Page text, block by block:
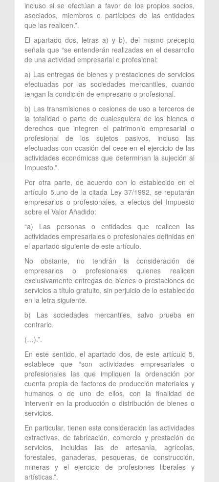
incluso si se efectúan a favor de los propios socios,
asociados, miembros o partícipes de las entidades
que las realicen.”.
El apartado dos, letras a) y b), del mismo precepto
señala que “se entenderán realizadas en el desarrollo
de una actividad empresarial o profesional:
a) Las entregas de bienes y prestaciones de servicios
efectuadas por las sociedades mercantiles, cuando
tengan la condición de empresario o profesional.
b) Las transmisiones o cesiones de uso a terceros de
la totalidad o parte de cualesquiera de los bienes o
derechos que integren el patrimonio empresarial o
profesional de los sujetos pasivos, incluso las
efectuadas con ocasión del cese en el ejercicio de las
actividades económicas que determinan la sujeción al
Impuesto.”.
Por otra parte, de acuerdo con lo establecido en el
artículo 5.uno de la citada Ley 37/1992, se reputarán
empresarios o profesionales, a efectos del Impuesto
sobre el Valor Añadido:
“a) Las personas o entidades que realicen las
actividades empresariales o profesionales definidas en
el apartado siguiente de este artículo.
No obstante, no tendrán la consideración de
empresarios o profesionales quienes realicen
exclusivamente entregas de bienes o prestaciones de
servicios a título gratuito, sin perjuicio de lo establecido
en la letra siguiente.
b) Las sociedades mercantiles, salvo prueba en
contrario.
(…).”.
En este sentido, el apartado dos, de este artículo 5,
establece que “son actividades empresariales o
profesionales las que impliquen la ordenación por
cuenta propia de factores de producción materiales y
humanos o de uno de ellos, con la finalidad de
intervenir en la producción o distribución de bienes o
servicios.
En particular, tienen esta consideración las actividades
extractivas, de fabricación, comercio y prestación de
servicios, incluidas las de artesanía, agrícolas,
forestales, ganaderas, pesqueras, de construcción,
mineras y el ejercicio de profesiones liberales y
artísticas.”.